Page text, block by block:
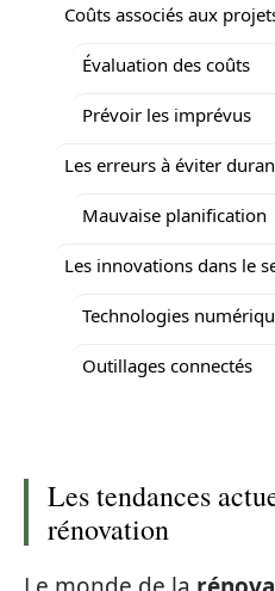
Coûts associés aux
Évaluation des coûts
Prévoir les imprévus
Les erreurs à éviter
Mauvaise planification
Les innovations dans le
Technologies
Outillages connectés
Les tendances
rénovation